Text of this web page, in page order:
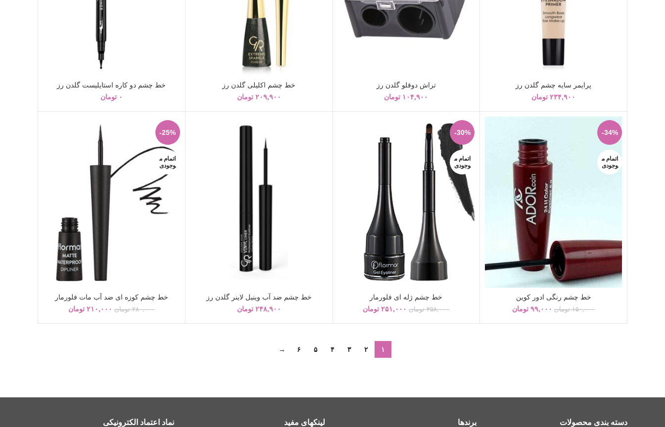
پرایمر سایه چشم گلدن رز
۲۳۴,۹۰۰ تومان
تراش دوقلو گلدن رز
۱۰۴,۹۰۰ تومان
خط چشم اکلیلی گلدن رز
۲۰۹,۹۰۰ تومان
خط چشم دو کاره استایلیست گلدن رز
۰ تومان
-34%
اتمام م
وجودی
خط چشم رنگی ادور کوین
۱۵۰,۰۰۰ تومان ۹۹,۰۰۰ تومان
-30%
اتمام م
وجودی
خط چشم ژله ای فلورمار
۳۵۸,۰۰۰ تومان ۲۵۱,۰۰۰ تومان
خط چشم ضد آب وینیل لاینر گلدن رز
۲۴۸,۹۰۰ تومان
-25%
اتمام م
وجودی
خط چشم کوزه ای ضد آب مات فلورمار
۲۸۰,۰۰۰ تومان ۲۱۰,۰۰۰ تومان
۱ ۲ ۳ ۴ ۵ ۶ →
دسته بندی محصولات برندها لینکهای مفید نماد اعتماد الکترونیکی